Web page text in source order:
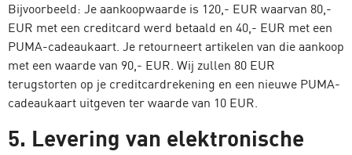
Bijvoorbeeld: Je aankoopwaarde is 120,- EUR waarvan 80,-
EUR met een creditcard werd betaald en 40,- EUR met een
PUMA-cadeaukaart. Je retourneert artikelen van die aankoop
met een waarde van 90,- EUR. Wij zullen 80 EUR
terugstorten op je creditcardrekening en een nieuwe PUMA-
cadeaukaart uitgeven ter waarde van 10 EUR.
5. Levering van elektronische